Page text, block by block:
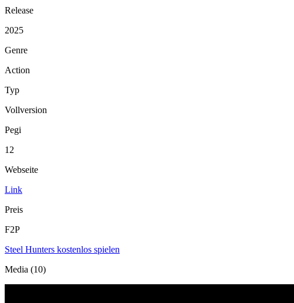
Release
2025
Genre
Action
Typ
Vollversion
Pegi
12
Webseite
Link
Preis
F2P
Steel Hunters kostenlos spielen
Media (10)